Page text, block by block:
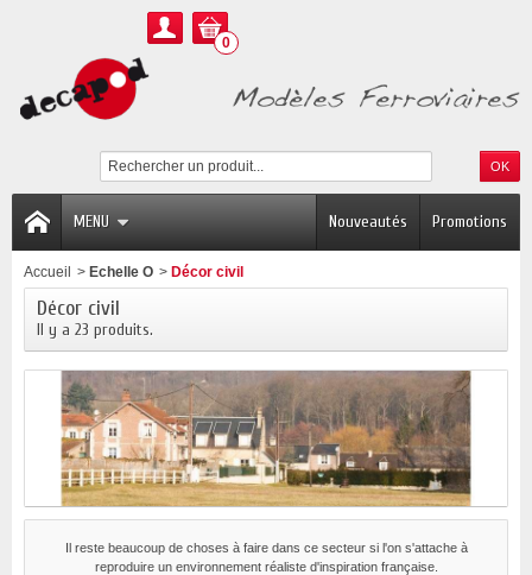
0
MENU Promotions
Nouveautés
Accueil > Echelle O > Décor civil
Décor civil
Il y a 23 produits.
Il reste beaucoup de choses à faire dans ce secteur si l'on s'attache à
reproduire un environnement réaliste d'inspiration française.